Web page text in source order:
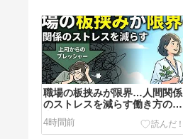
職場の板挟みが限界…人間関係
のストレスを減らす働き方の見
直し方
4時間前